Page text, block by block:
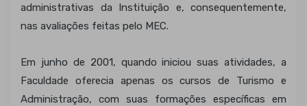
administrativas da Instituição e, consequentemente,
nas avaliações feitas pelo MEC.
Em junho de 2001, quando iniciou suas atividades, a
Faculdade oferecia apenas os cursos de Turismo e
Administração, com suas formações específicas em